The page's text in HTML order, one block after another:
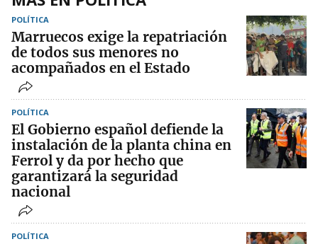
POLÍTICA
Marruecos exige la repatriación
de todos sus menores no
acompañados en el Estado
POLÍTICA
El Gobierno español defiende la
instalación de la planta china en
Ferrol y da por hecho que
garantizará la seguridad
nacional
POLÍTICA